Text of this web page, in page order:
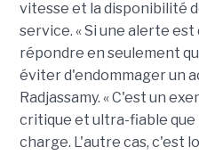
vitesse et la disponibilité
service. « Si une alerte
répondre en seulement
éviter d'endommager un
Radjassamy. « C'est un
critique et ultra-fiable que
charge. L'autre cas, c'est